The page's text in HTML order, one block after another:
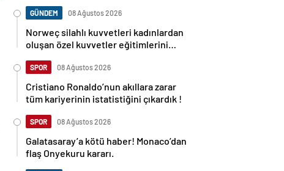
GÜNDEM 08 Ağustos 2026
Norweç silahlı kuvvetleri kadınlardan
oluşan özel kuvvetler eğitimlerini
SPOR 08 Ağustos 2026
Cristiano Ronaldo’nun akıllara zarar
tüm kariyerinin istatistiğini çıkardık !
SPOR 08 Ağustos 2026
Galatasaray’a kötü haber! Monaco’dan
flaş Onyekuru kararı.